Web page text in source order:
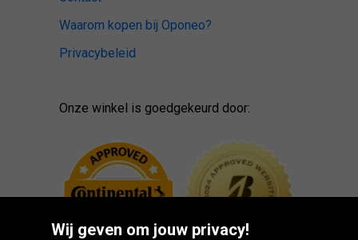
Waarom kopen bij Oponeo?
Privacybeleid
Onze winkel is goedgekeurd door:
Wij geven om jouw privacy!